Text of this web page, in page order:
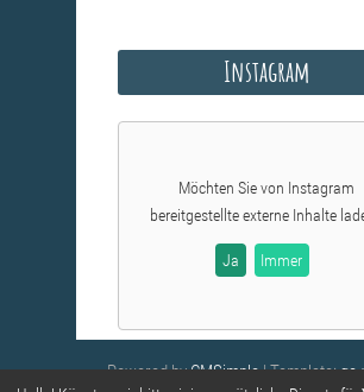
Instagram
Möchten Sie von Instagram
bereitgestellte externe Inhalte
Ja Immer
Powered byCMSimple| Template: